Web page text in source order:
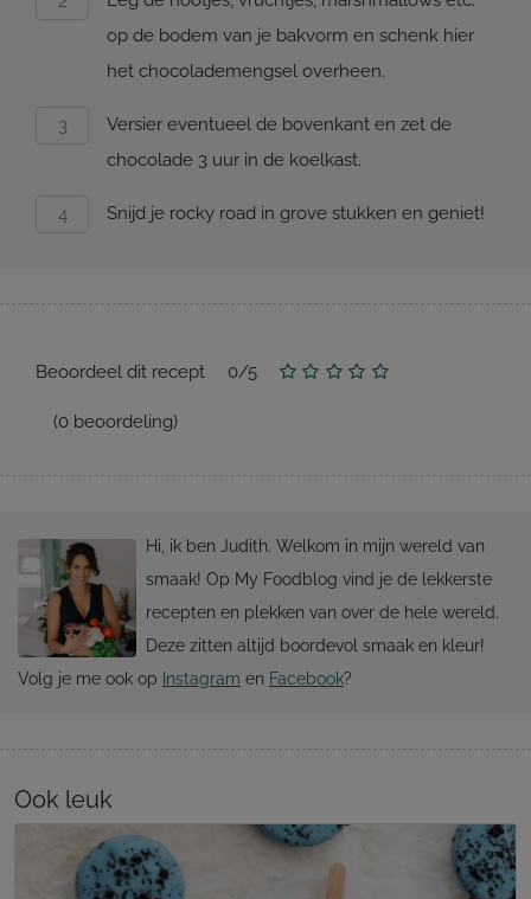
op de bodem van je bakvorm en schenk hier
het chocolademengsel overheen.
Versier eventueel de bovenkant en zet de
chocolade 3 uur in de koelkast.
Snijd je rocky road in grove stukken en geniet!
Beoordeel dit recept 0/5
(0 beoordeling)
Hi, ik ben Judith. Welkom in mijn wereld van
smaak! Op My Foodblog vind je de lekkerste
recepten en plekken van over de hele wereld.
Deze zitten altijd boordevol smaak en kleur!
Volg je me ook op Instagram en Facebook?
Ook leuk